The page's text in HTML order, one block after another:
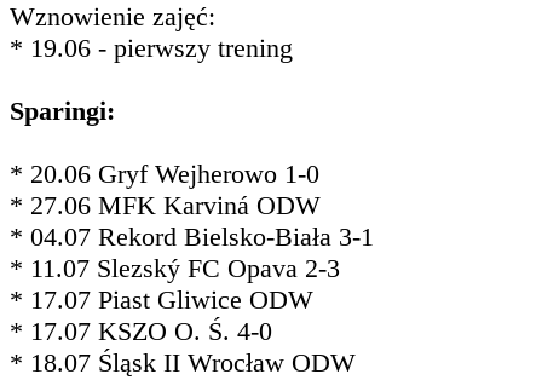
Wznowienie zajęć:
* 19.06 - pierwszy trening
Sparingi:
* 20.06 Gryf Wejherowo 1-0
* 27.06 MFK Karviná ODW
* 04.07 Rekord Bielsko-Biała 3-1
* 11.07 Slezský FC Opava 2-3
* 17.07 Piast Gliwice ODW
* 17.07 KSZO O. Ś. 4-0
* 18.07 Śląsk II Wrocław ODW